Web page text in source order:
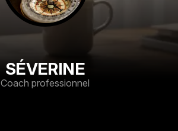
SÉVERINE
Coach professionnel